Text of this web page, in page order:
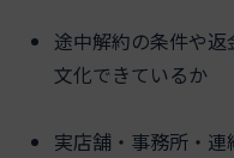
途中解約の条件や
文化できているか
実店舗・事務所・